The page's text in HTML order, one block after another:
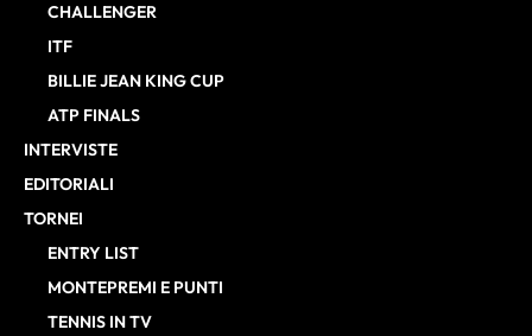
CHALLENGER
ITF
BILLIE JEAN KING CUP
ATP FINALS
INTERVISTE
EDITORIALI
TORNEI
ENTRY LIST
MONTEPREMI E PUNTI
TENNIS IN TV